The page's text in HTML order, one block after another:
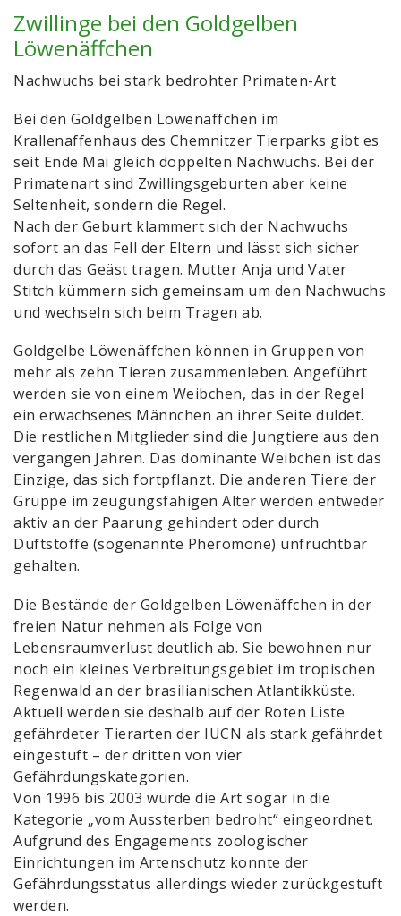
Zwillinge bei den Goldgelben
Löwenäffchen
Nachwuchs bei stark bedrohter Primaten-Art
Bei den Goldgelben Löwenäffchen im
Krallenaffenhaus des Chemnitzer Tierparks gibt es
seit Ende Mai gleich doppelten Nachwuchs. Bei der
Primatenart sind Zwillingsgeburten aber keine
Seltenheit, sondern die Regel.
Nach der Geburt klammert sich der Nachwuchs
sofort an das Fell der Eltern und lässt sich sicher
durch das Geäst tragen. Mutter Anja und Vater
Stitch kümmern sich gemeinsam um den Nachwuchs
und wechseln sich beim Tragen ab.
Goldgelbe Löwenäffchen können in Gruppen von
mehr als zehn Tieren zusammenleben. Angeführt
werden sie von einem Weibchen, das in der Regel
ein erwachsenes Männchen an ihrer Seite duldet.
Die restlichen Mitglieder sind die Jungtiere aus den
vergangen Jahren. Das dominante Weibchen ist das
Einzige, das sich fortpflanzt. Die anderen Tiere der
Gruppe im zeugungsfähigen Alter werden entweder
aktiv an der Paarung gehindert oder durch
Duftstoffe (sogenannte Pheromone) unfruchtbar
gehalten.
Die Bestände der Goldgelben Löwenäffchen in der
freien Natur nehmen als Folge von
Lebensraumverlust deutlich ab. Sie bewohnen nur
noch ein kleines Verbreitungsgebiet im tropischen
Regenwald an der brasilianischen Atlantikküste.
Aktuell werden sie deshalb auf der Roten Liste
gefährdeter Tierarten der IUCN als stark gefährdet
eingestuft – der dritten von vier
Gefährdungskategorien.
Von 1996 bis 2003 wurde die Art sogar in die
Kategorie „vom Aussterben bedroht“ eingeordnet.
Aufgrund des Engagements zoologischer
Einrichtungen im Artenschutz konnte der
Gefährdungsstatus allerdings wieder zurückgestuft
werden.
einwandfreie Funktion der Website
erforderlich.
Cookie Consent
Name:
cookie_consent
Zweck:
Dieses Cookie speichert die gewählten
Einwilligungsoptionen des Nutzers
Cookie Laufzeit:
1 Jahr